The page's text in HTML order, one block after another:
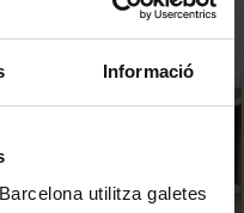
Informació
utilitza galetes